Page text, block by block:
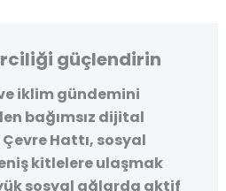
güçlendirin
iklim gündemini
bağımsız dijital
Çevre Hattı, sosyal
kitlelere ulaşmak
sosyal ağlarda aktif